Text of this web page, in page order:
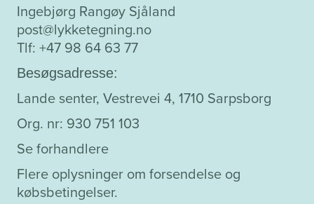
Ingebjørg Rangøy Sjåland
post@lykketegning.no
Tlf: +47 98 64 63 77
Besøgsadresse:
Lande senter, Vestrevei 4, 1710 Sarpsborg
Org. nr: 930 751 103
Se forhandlere
Flere oplysninger om forsendelse og
købsbetingelser.